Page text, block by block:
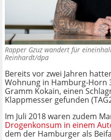
Rapper Gzuz wandert für
Reinhardt/dpa
Bereits vor zwei Jahren
Wohnung in Hamburg-Horn
Gramm Kokain, einen
Klappmesser gefunden
Im Juli 2018 waren zudem
Drogenkonsum in einem
dem der Hamburger als